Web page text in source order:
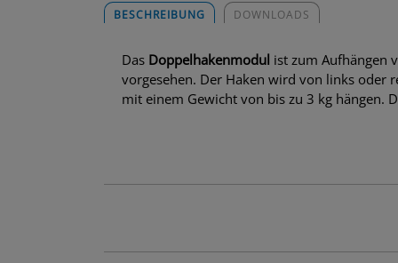
BESCHREIBUNG DOWNLOADS
Das Doppelhakenmodul ist zum Aufhängen
vorgesehen. Der Haken wird von links oder
mit einem Gewicht von bis zu 3 kg hängen.